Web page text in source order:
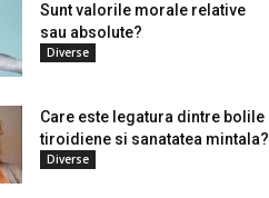
Sunt valorile morale relative
sau absolute?
Diverse
Care este legatura dintre bolile
tiroidiene si sanatatea mintala?
Diverse